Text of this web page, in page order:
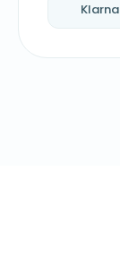
Klarna